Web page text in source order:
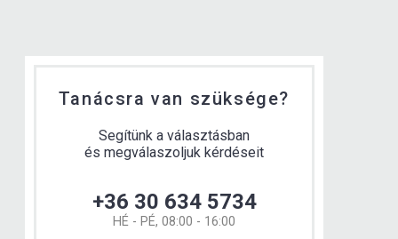
Tanácsra van szüksége?
Segítünk a választásban
és megválaszoljuk kérdéseit
+36 30 634 5734
HÉ - PÉ, 08:00 - 16:00